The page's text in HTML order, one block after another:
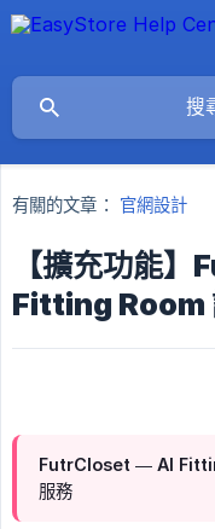
有關的文章： 官網設計
【擴充功能
Fitting Room
FutrCloset — Al
服務